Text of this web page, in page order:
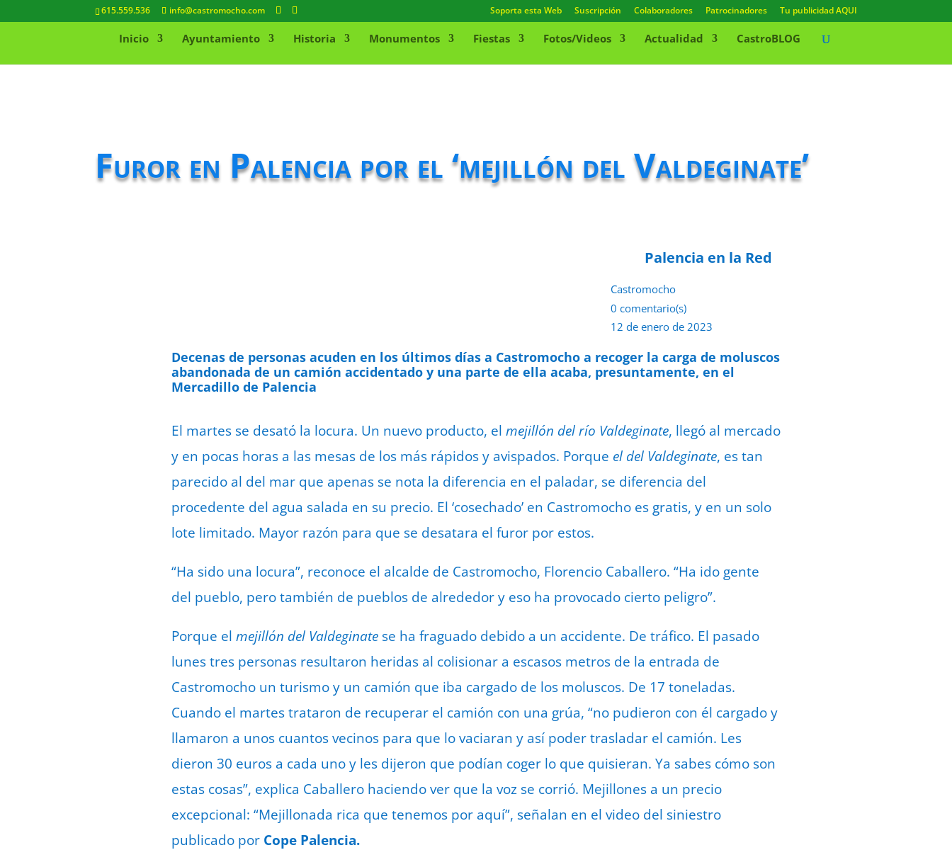
615.559.536 info@castromocho.com Soporta esta Web Suscripción Colaboradores Patrocinadores Tu publicidad AQUI
Inicio Ayuntamiento Historia Monumentos Fiestas Fotos/Videos Actualidad CastroBLOG
Furor en Palencia por el ‘mejillón del Valdeginate’
Palencia en la Red
Castromocho
0 comentario(s)
12 de enero de 2023
Decenas de personas acuden en los últimos días a Castromocho a recoger la carga de moluscos
abandonada de un camión accidentado y una parte de ella acaba, presuntamente, en el
Mercadillo de Palencia
El martes se desató la locura. Un nuevo producto, el mejillón del río Valdeginate, llegó al mercado
y en pocas horas a las mesas de los más rápidos y avispados. Porque el del Valdeginate, es tan
parecido al del mar que apenas se nota la diferencia en el paladar, se diferencia del
procedente del agua salada en su precio. El ‘cosechado’ en Castromocho es gratis, y en un solo
lote limitado. Mayor razón para que se desatara el furor por estos.
“Ha sido una locura”, reconoce el alcalde de Castromocho, Florencio Caballero. “Ha ido gente
del pueblo, pero también de pueblos de alrededor y eso ha provocado cierto peligro”.
Porque el mejillón del Valdeginate se ha fraguado debido a un accidente. De tráfico. El pasado
lunes tres personas resultaron heridas al colisionar a escasos metros de la entrada de
Castromocho un turismo y un camión que iba cargado de los moluscos. De 17 toneladas.
Cuando el martes trataron de recuperar el camión con una grúa, “no pudieron con él cargado y
llamaron a unos cuantos vecinos para que lo vaciaran y así poder trasladar el camión. Les
dieron 30 euros a cada uno y les dijeron que podían coger lo que quisieran. Ya sabes cómo son
estas cosas”, explica Caballero haciendo ver que la voz se corrió. Mejillones a un precio
excepcional: “Mejillonada rica que tenemos por aquí”, señalan en el video del siniestro
publicado por Cope Palencia.